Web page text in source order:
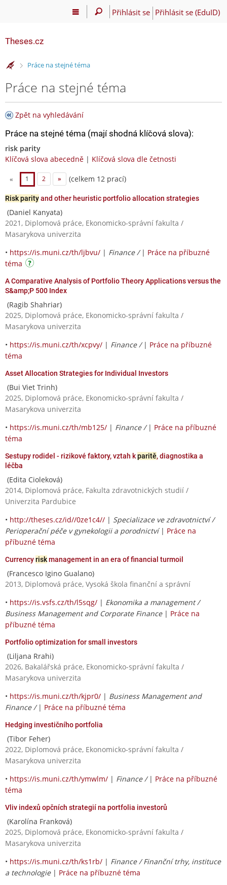
Přihlásit se Přihlásit se (EduID)
Theses.cz
>Práce na stejné téma
Práce na stejné téma
Zpět na vyhledávání
Práce na stejné téma (mají shodná klíčová slova):
risk parity
Klíčová slova abecedně | Klíčová slova dle četnosti
« 1 2 » (celkem 12 prací)
Risk parityand other heuristic portfolio allocation strategies
(Daniel Kanyata)
2021, Diplomová práce, Ekonomicko-správní fakulta /
Masarykova univerzita
• https://is.muni.cz/th/ljbvu/ | Finance / | Práce na příbuzné
téma
A Comparative Analysis of Portfolio Theory Applications versus the
S&amp;P 500 Index
(Ragib Shahriar)
2025, Diplomová práce, Ekonomicko-správní fakulta /
Masarykova univerzita
• https://is.muni.cz/th/xcpvy/ | Finance / | Práce na příbuzné
téma
Asset Allocation Strategies for Individual Investors
(Bui Viet Trinh)
2025, Diplomová práce, Ekonomicko-správní fakulta /
Masarykova univerzita
• https://is.muni.cz/th/mb125/ | Finance / | Práce na příbuzné
téma
Sestupy rodidel - rizikové faktory, vztah kparitě, diagnostika a
léčba
(Edita Cioleková)
2014, Diplomová práce, Fakulta zdravotnických studií /
Univerzita Pardubice
• http://theses.cz/id//0ze1c4// | Specializace ve zdravotnictví /
Perioperační péče v gynekologii a porodnictví| Práce na
příbuzné téma
Currencyriskmanagement in an era of financial turmoil
(Francesco Igino Gualano)
2013, Diplomová práce, Vysoká škola finanční a správní
• https://is.vsfs.cz/th/l5sqg/ | Ekonomika a management /
Business Management and Corporate Finance| Práce na
příbuzné téma
Portfolio optimization for small investors
(Liljana Rrahi)
2026, Bakalářská práce, Ekonomicko-správní fakulta /
Masarykova univerzita
• https://is.muni.cz/th/kjpr0/ | Business Management and
Finance / | Práce na příbuzné téma
Hedging investičního portfolia
(Tibor Feher)
2022, Diplomová práce, Ekonomicko-správní fakulta /
Masarykova univerzita
• https://is.muni.cz/th/ymwlm/ | Finance / | Práce na příbuzné
téma
Vliv indexů opčních strategií na portfolia investorů
(Karolína Franková)
2025, Diplomová práce, Ekonomicko-správní fakulta /
Masarykova univerzita
• https://is.muni.cz/th/ks1rb/ | Finance / Finanční trhy, instituce
a technologie| Práce na příbuzné téma